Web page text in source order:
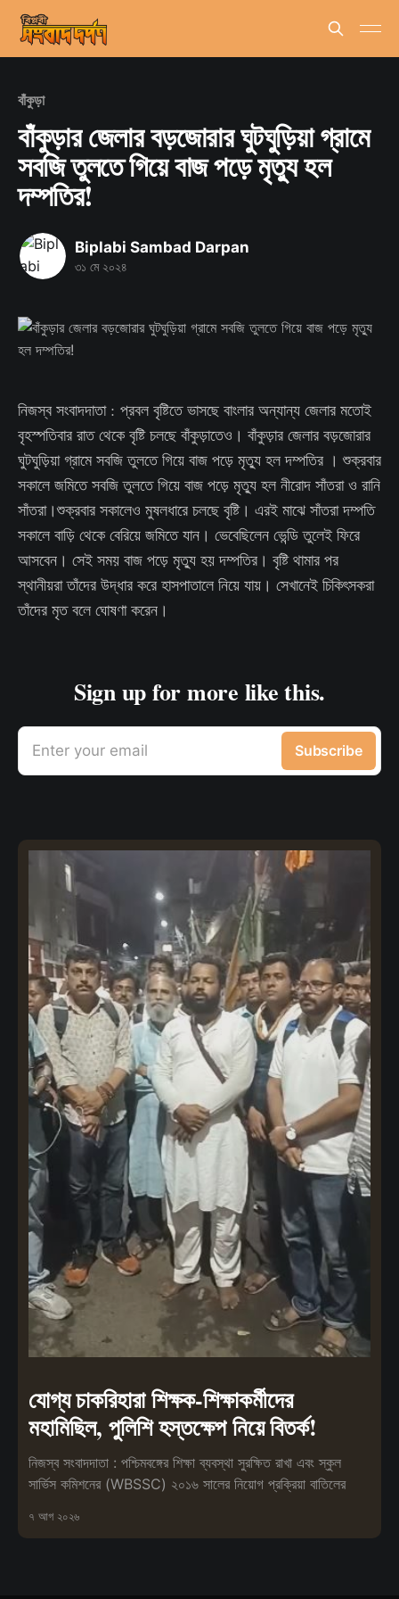
বাঁকুড়া
বাঁকুড়ার জেলার বড়জোরার ঘুটঘুড়িয়া গ্রামে
সবজি তুলতে গিয়ে বাজ পড়ে মৃত্যু হল
দম্পতির!
Biplabi Sambad Darpan
৩১ মে ২০২৪
নিজস্ব সংবাদদাতা : প্রবল বৃষ্টিতে ভাসছে বাংলার অন্যান্য জেলার মতোই
বৃহস্পতিবার রাত থেকে বৃষ্টি চলছে বাঁকুড়াতেও। বাঁকুড়ার জেলার বড়জোরার
ঘুটঘুড়িয়া গ্রামে সবজি তুলতে গিয়ে বাজ পড়ে মৃত্যু হল দম্পতির । শুক্রবার
সকালে জমিতে সবজি তুলতে গিয়ে বাজ পড়ে মৃত্যু হল নীরোদ সাঁতরা ও রানি
সাঁতরা।শুক্রবার সকালেও মুষলধারে চলছে বৃষ্টি। এরই মাঝে সাঁতরা দম্পতি
সকালে বাড়ি থেকে বেরিয়ে জমিতে যান। ভেবেছিলেন ভেন্ডি তুলেই ফিরে
আসবেন। সেই সময় বাজ পড়ে মৃত্যু হয় দম্পতির। বৃষ্টি থামার পর
স্থানীয়রা তাঁদের উদ্ধার করে হাসপাতালে নিয়ে যায়। সেখানেই চিকিৎসকরা
তাঁদের মৃত বলে ঘোষণা করেন।
Sign up for more like this.
Enter your email Subscribe
যোগ্য চাকরিহারা শিক্ষক-শিক্ষাকর্মীদের
মহামিছিল, পুলিশি হস্তক্ষেপ নিয়ে বিতর্ক!
নিজস্ব সংবাদদাতা : পশ্চিমবঙ্গের শিক্ষা ব্যবস্থা সুরক্ষিত রাখা এবং স্কুল
সার্ভিস কমিশনের (WBSSC) ২০১৬ সালের নিয়োগ প্রক্রিয়া বাতিলের
৭ আগ ২০২৬